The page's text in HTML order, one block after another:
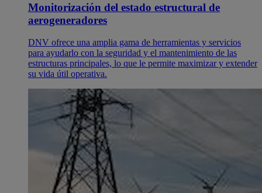
Monitorización del estado estructural de
aerogeneradores
DNV ofrece una amplia gama de herramientas y servicios
para ayudarlo con la seguridad y el mantenimiento de las
estructuras principales, lo que le permite maximizar y extender
su vida útil operativa.